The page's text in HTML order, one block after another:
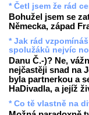
* Četl jsem že rád
Bohužel jsem se
Německa, západ
* Jak rád
spolužáků nejvíc
Danu Č.-)? Ne,
nejčastěji snad na
byla partnerkou a
HaDivadla, a jejíž
* Co tě vlastně na